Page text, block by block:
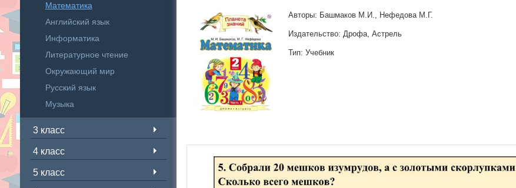
Математика
Английский язык
Информатика
Литературное чтение
Окружающий мир
Русский язык
Музыка
3 класс
4 класс
5 класс
Авторы: Башмаков М.И., Нефедова М.Г.
Издательство: Дрофа, Астрель
Тип: Учебник